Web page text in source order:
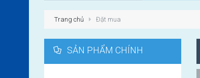
Trang chủ Đặt mua
SẢN PHẨM CHÍNH